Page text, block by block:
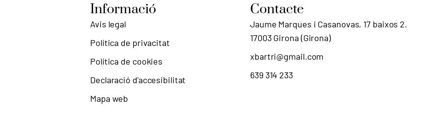
Informació
Avis legal
Política de privacitat
Política de cookies
Declaració d'accesibilitat
Mapa web
Contacte
Jaume Marques i Casanovas, 17 baixos 2.
17003 Girona (Girona)
xbartri@gmail.com
639 314 233